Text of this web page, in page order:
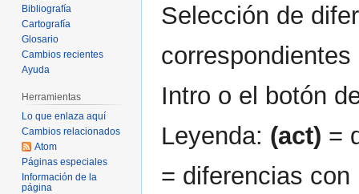
navegación
búsqueda
Selección de
Intro o el botón
Leyenda: (act) =
= diferencias
Bibliografía
Cartografía
Glosario
Cambios recientes
Ayuda
Herramientas
Lo que enlaza aquí
Cambios relacionados
Atom
Páginas especiales
Información de la
página